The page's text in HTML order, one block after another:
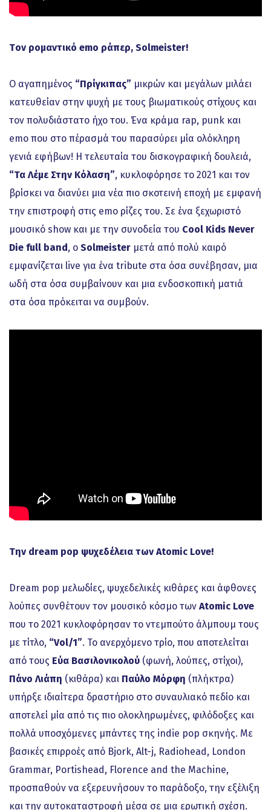
Tον ρομαντικό emo ράπερ, Solmeister!
Ο αγαπημένος “Πρίγκιπας” μικρών και μεγάλων μιλάει
κατευθείαν στην ψυχή με τους βιωματικούς στίχους και
τον πολυδιάστατο ήχο του. Ένα κράμα rap, punk και
emo που στο πέρασμά του παρασύρει μία ολόκληρη
γενιά εφήβων! Η τελευταία του δισκογραφική δουλειά,
“Τα Λέμε Στην Κόλαση”, κυκλοφόρησε το 2021 και τον
βρίσκει να διανύει μια νέα πιο σκοτεινή εποχή με εμφανή
την επιστροφή στις emo ρίζες του. Σε ένα ξεχωριστό
μουσικό show και με την συνοδεία του Cool Kids Never
Die full band, ο Solmeister μετά από πολύ καιρό
εμφανίζεται live για ένα tribute στα όσα συνέβησαν, μια
ωδή στα όσα συμβαίνουν και μια ενδοσκοπική ματιά
στα όσα πρόκειται να συμβούν.
Την dream pop ψυχεδέλεια των Atomic Love!
Dream pop μελωδίες, ψυχεδελικές κιθάρες και άφθονες
λούπες συνθέτουν τον μουσικό κόσμο των Atomic Love
που το 2021 κυκλοφόρησαν το ντεμπούτο άλμπουμ τους
με τίτλο, “Vol/1”. Το ανερχόμενο τρίο, που αποτελείται
από τους Εύα Βασιλονικολού (φωνή, λούπες, στίχοι),
Πάνο Λιάπη (κιθάρα) και Παύλο Μόρφη (πλήκτρα)
υπήρξε ιδιαίτερα δραστήριο στο συναυλιακό πεδίο και
αποτελεί μία από τις πιο ολοκληρωμένες, φιλόδοξες και
πολλά υποσχόμενες μπάντες της indie pop σκηνής. Με
βασικές επιρροές από Bjork, Αlt-j, Radiohead, London
Grammar, Portishead, Florence and the Machine,
προσπαθούν να εξερευνήσουν το παράδοξο, την εξέλιξη
και την αυτοκαταστροφή μέσα σε μια ερωτική σχέση.